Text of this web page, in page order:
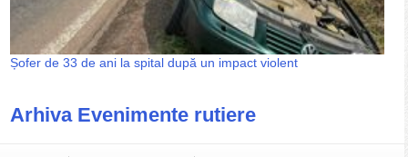
Șofer de 33 de ani la spital după un impact violent
Arhiva Evenimente rutiere